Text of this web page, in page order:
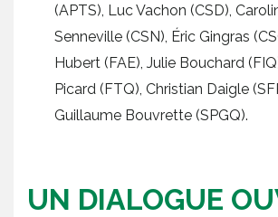
(APTS), Luc Vachon (CSD),
Senneville (CSN), Éric Gingras
Hubert (FAE), Julie Bouchard
Picard (FTQ), Christian Daigle
Guillaume Bouvrette (SPGQ).
UN DIALOGUE